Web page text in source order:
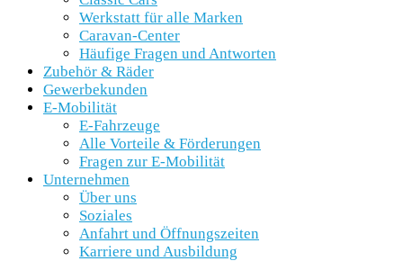
Werkstatt für alle Marken
Caravan-Center
Häufige Fragen und Antworten
Zubehör & Räder
Gewerbekunden
E-Mobilität
E-Fahrzeuge
Alle Vorteile & Förderungen
Fragen zur E-Mobilität
Unternehmen
Über uns
Soziales
Anfahrt und Öffnungszeiten
Karriere und Ausbildung